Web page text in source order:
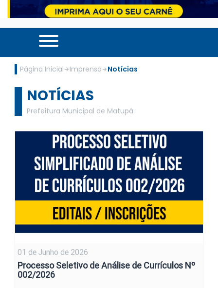
Página Inicial Imprensa Notícias
NOTÍCIAS
Prefeitura Municipal de Matupá
01 de Junho de 2026
Processo Seletivo de Análise de Currículos Nº
002/2026